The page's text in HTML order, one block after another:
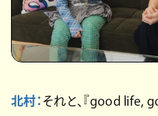
北村： それと、『good life,